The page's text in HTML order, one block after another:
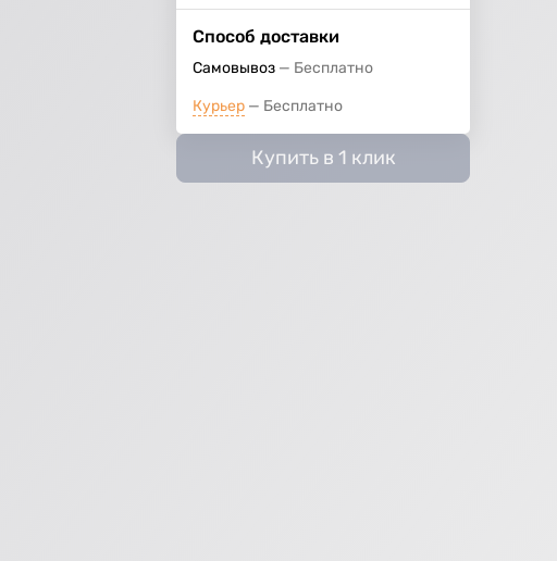
Способ доставки
Самовывоз Бесплатно
Курьер Бесплатно
Купить в 1 клик